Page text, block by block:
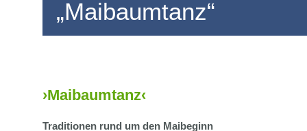
„Maibaumtanz“
›Maibaumtanz‹
Traditionen rund um den Maibeginn